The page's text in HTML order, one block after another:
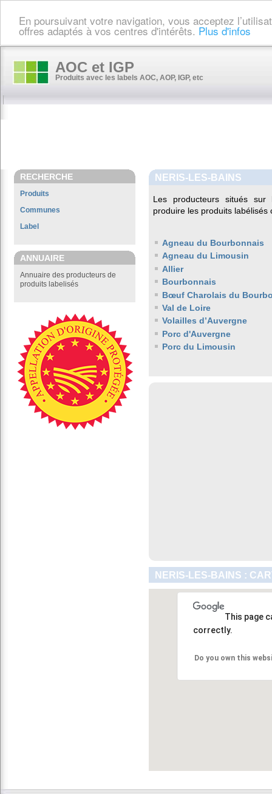
En poursuivant votre navigation, vous acceptez
offres adaptés à vos centres d'intérêts. Plus d'infos
AOC et IGP
Produits avec les labels AOC, AOP, IGP, etc
RECHERCHE
Produits
Communes
Label
ANNUAIRE
Annuaire des producteurs de
produits labelisés
NERIS-LES-BAINS
Les producteurs situés
produire les produits labélisés
Agneau du Bourbonnais
Agneau du Limousin
Allier
Bourbonnais
Bœuf Charolais du
Val de Loire
Volailles d’Auvergne
Porc d'Auvergne
Porc du Limousin
NERIS-LES-BAINS :
This page
correctly.
Do you own this